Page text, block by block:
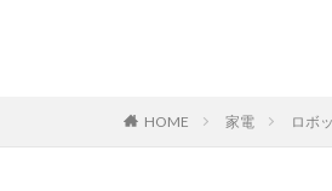
HOME 家電 ロボ